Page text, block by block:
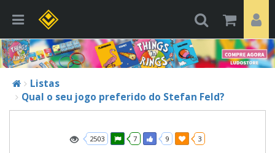
Listas
Qual o seu jogo preferido do Stefan Feld?
2503 7 9 3